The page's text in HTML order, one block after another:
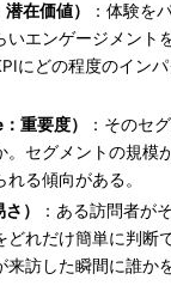
在価値）
：体験を
いエンゲージメント
にどの程度のイン
重要度）
：そのセ
。セグメントの規模
る傾向がある。
）
：ある訪問者が
どれだけ簡単に判断
来訪した瞬間に誰か